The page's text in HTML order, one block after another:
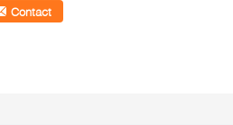
Contact